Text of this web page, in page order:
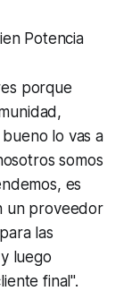
Potencia
porque
lo vas a
somos
es
un proveedor
las
luego
final".